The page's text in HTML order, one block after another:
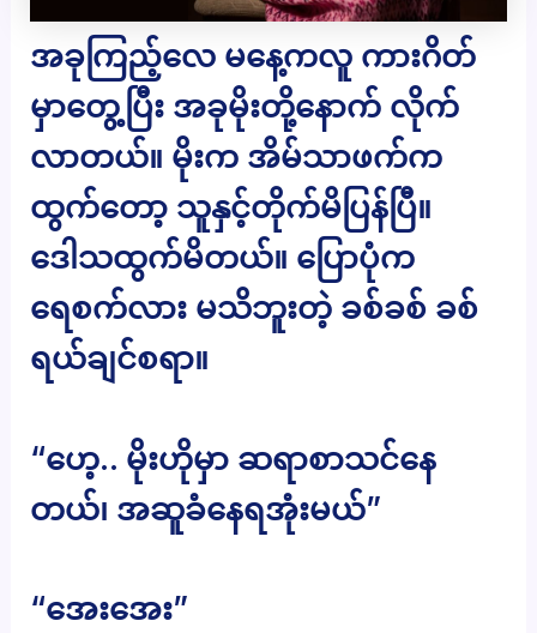
အခုကြည့်လေ မနေ့ကလူ ကားဂိတ်
မှာတွေ့ပြီး အခုမိုးတို့နောက် လိုက်
လာတယ်။ မိုးက အိမ်သာဖက်က
ထွက်တော့ သူနှင့်တိုက်မိပြန်ပြီ။
ဒေါသထွက်မိတယ်။ ပြောပုံက
ရေစက်လား မသိဘူးတဲ့ ခစ်ခစ် ခစ်
ရယ်ချင်စရာ။
“ဟေ့.. မိုးဟိုမှာ ဆရာစာသင်နေ
တယ်၊ အဆူခံနေရအုံးမယ်”
“အေးအေး”